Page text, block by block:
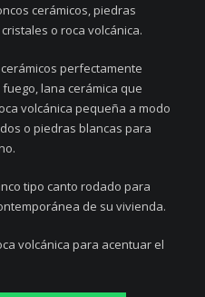
cerámicos, piedras
o roca volcánica.
cerámicos perfectamente
lana cerámica que
volcánica pequeña a modo
o piedras blancas para
tipo canto rodado para
de su vivienda.
volcánica para acentuar el